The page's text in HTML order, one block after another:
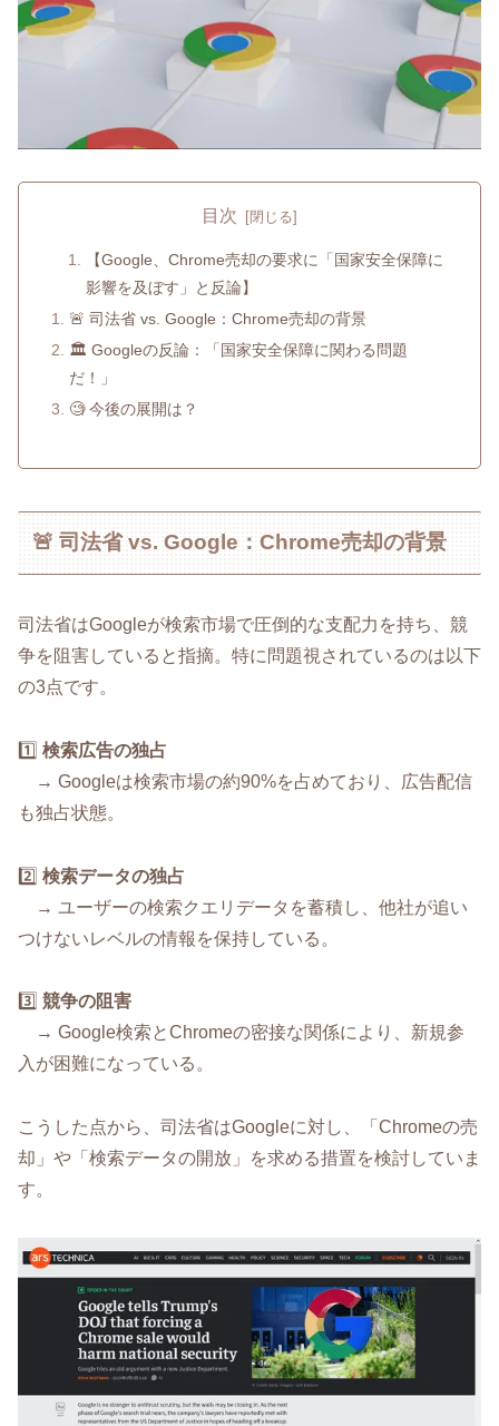
目次
【Google、Chrome売却の要求に「国家安全保障に
影響を及ぼす」と反論】
🚨 司法省 vs. Google：Chrome売却の背景
🏛 Googleの反論：「国家安全保障に関わる問題
だ！」
🧐 今後の展開は？
🚨 司法省 vs. Google：Chrome売却の背景
司法省はGoogleが検索市場で圧倒的な支配力を持ち、競
争を阻害していると指摘。特に問題視されているのは以下
の3点です。
1️⃣ 検索広告の独占
→ Googleは検索市場の約90%を占めており、広告配信
も独占状態。
2️⃣ 検索データの独占
→ ユーザーの検索クエリデータを蓄積し、他社が追い
つけないレベルの情報を保持している。
3️⃣ 競争の阻害
→ Google検索とChromeの密接な関係により、新規参
入が困難になっている。
こうした点から、司法省はGoogleに対し、「Chromeの売
却」や「検索データの開放」を求める措置を検討していま
す。